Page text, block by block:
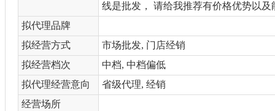
线是批发， 请给我推荐有价格优势以
拟代理品牌
拟经营方式
市场批发, 门店经销
拟经营档次
中档, 中档偏低
拟代理经营意向
省级代理, 经销
经营场所